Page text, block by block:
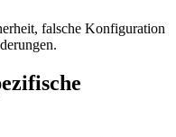
falsche Konfiguration